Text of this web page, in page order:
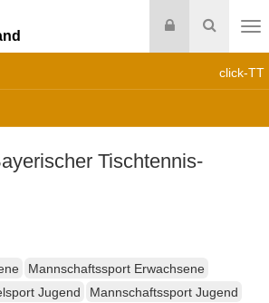
Suche
Login
click-TT
Tischtennis-
Mannschaftssport Erwachsene
Jugend
Mannschaftssport Jugend